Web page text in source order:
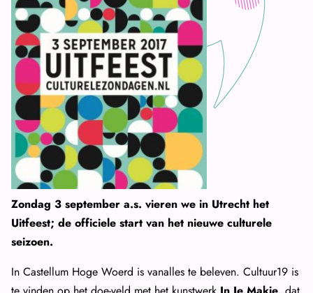
Zondag 3 september a.s. vieren we in Utrecht het
Uitfeest; de officiele start van het nieuwe culturele
seizoen.
In Castellum Hoge Woerd is vanalles te beleven. Cultuur19 is